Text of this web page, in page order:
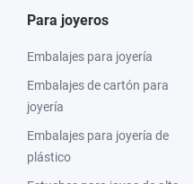
Para joyeros
Embalajes para joyería
Embalajes de cartón para
joyería
Embalajes para joyería de
plástico